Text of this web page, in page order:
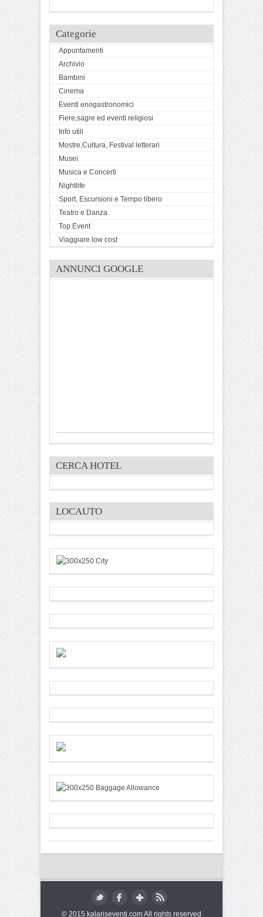
Categorie
Appuntamenti
Archivio
Bambini
Cinema
Eventi enogastronomici
Fiere,sagre ed eventi religiosi
Info utili
Mostre,Cultura, Festival letterari
Musei
Musica e Concerti
Nightlife
Sport, Escursioni e Tempo libero
Teatro e Danza
Top Event
Viaggiare low cost
ANNUNCI GOOGLE
CERCA HOTEL
LOCAUTO
© 2015 kalariseventi.com All rights reserved